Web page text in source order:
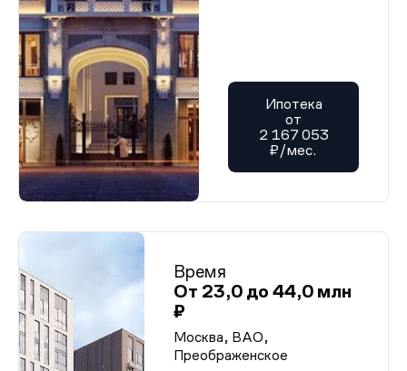
Ипотека
от
2 167 053
₽/мес.
Время
От 23,0 до 44,0 млн
₽
Москва, ВАО,
Преображенское